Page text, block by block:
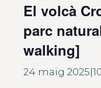
El volcà
parc
walking]
24 maig